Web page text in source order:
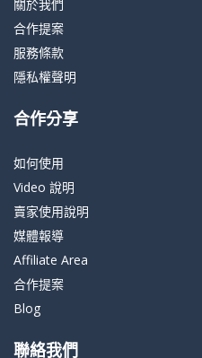
關於我們
合作提案
服務條款
隱私權聲明
合作分享
如何使用
Video 說明
賣家使用說明
媒體報導
Affiliate Area
合作提案
Blog
聯絡我們